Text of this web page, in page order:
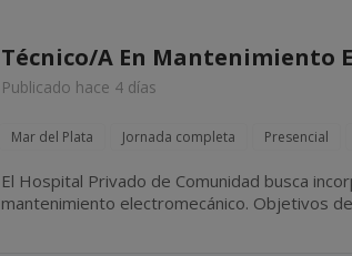
Técnico/A En Mantenimiento
Publicado hace 4 días
Mar del Plata Jornada completa Presencial
El Hospital Privado de Comunidad busca
mantenimiento electromecánico. Objetivos del puesto: Brindar soporte técnico integral a los